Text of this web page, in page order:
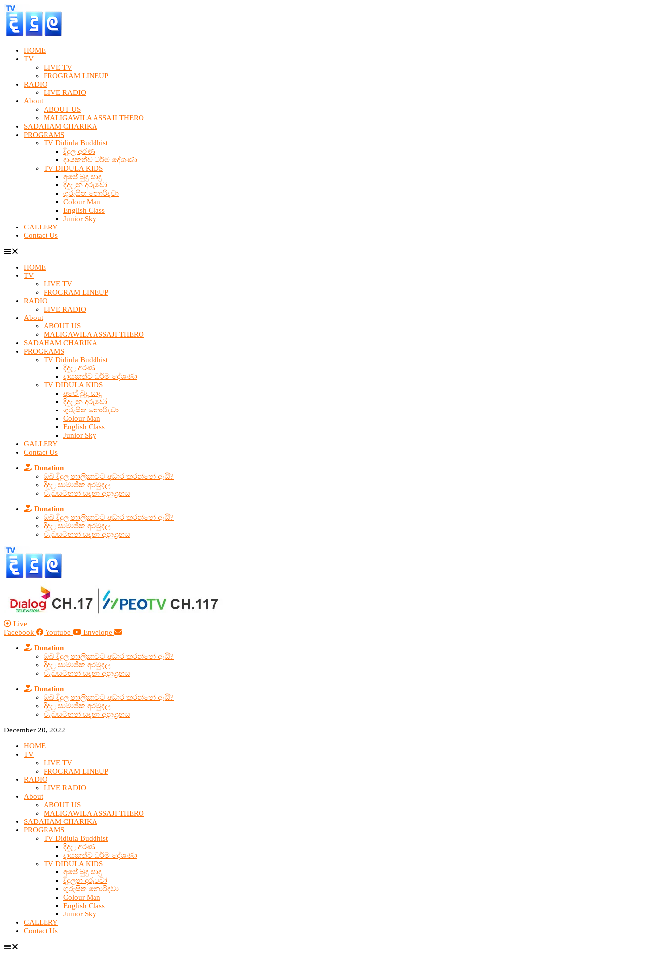
HOME
TV
LIVE TV
PROGRAM LINEUP
RADIO
LIVE RADIO
About
ABOUT US
MALIGAWILA ASSAJI THERO
SADAHAM CHARIKA
PROGRAMS
TV Didiula Buddhist
දිදුල අරණ
දායකත්ව ධර්ම දේශණා
TV DIDULA KIDS
අපේ බුදු සාදු
දිදුලන දරුවෝ
ගුරුසිත නොරිදවා
Colour Man
English Class
Junior Sky
GALLERY
Contact Us
HOME
TV
LIVE TV
PROGRAM LINEUP
RADIO
LIVE RADIO
About
ABOUT US
MALIGAWILA ASSAJI THERO
SADAHAM CHARIKA
PROGRAMS
TV Didiula Buddhist
දිදුල අරණ
දායකත්ව ධර්ම දේශණා
TV DIDULA KIDS
අපේ බුදු සාදු
දිදුලන දරුවෝ
ගුරුසිත නොරිදවා
Colour Man
English Class
Junior Sky
GALLERY
Contact Us
Donation
ඔබ දිදුල නාලිකාවට අධාර කරන්නේ ඇයි?
දිදුල සාමාජික අරමුදල
වැඩසටහන් සඳහා අනුග්‍රහය
Donation
ඔබ දිදුල නාලිකාවට අධාර කරන්නේ ඇයි?
දිදුල සාමාජික අරමුදල
වැඩසටහන් සඳහා අනුග්‍රහය
Live
Facebook
Youtube Envelope
Donation
ඔබ දිදුල නාලිකාවට අධාර කරන්නේ ඇයි?
දිදුල සාමාජික අරමුදල
වැඩසටහන් සඳහා අනුග්‍රහය
Donation
ඔබ දිදුල නාලිකාවට අධාර කරන්නේ ඇයි?
දිදුල සාමාජික අරමුදල
වැඩසටහන් සඳහා අනුග්‍රහය
December 20, 2022
HOME
TV
LIVE TV
PROGRAM LINEUP
RADIO
LIVE RADIO
About
ABOUT US
MALIGAWILA ASSAJI THERO
SADAHAM CHARIKA
PROGRAMS
TV Didiula Buddhist
දිදුල අරණ
දායකත්ව ධර්ම දේශණා
TV DIDULA KIDS
අපේ බුදු සාදු
දිදුලන දරුවෝ
ගුරුසිත නොරිදවා
Colour Man
English Class
Junior Sky
GALLERY
Contact Us